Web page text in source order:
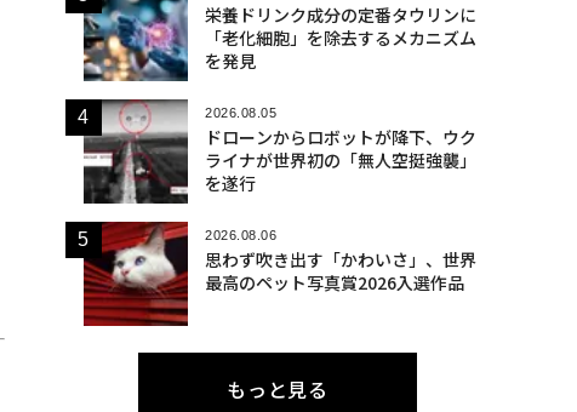
栄養ドリンク成分の定番タウリンに
「老化細胞」を除去するメカニズム
を発見
2026.08.05
ドローンからロボットが降下、ウク
ライナが世界初の「無人空挺強襲」
を遂行
2026.08.06
思わず吹き出す「かわいさ」、世界
最高のペット写真賞2026入選作品
もっと見る